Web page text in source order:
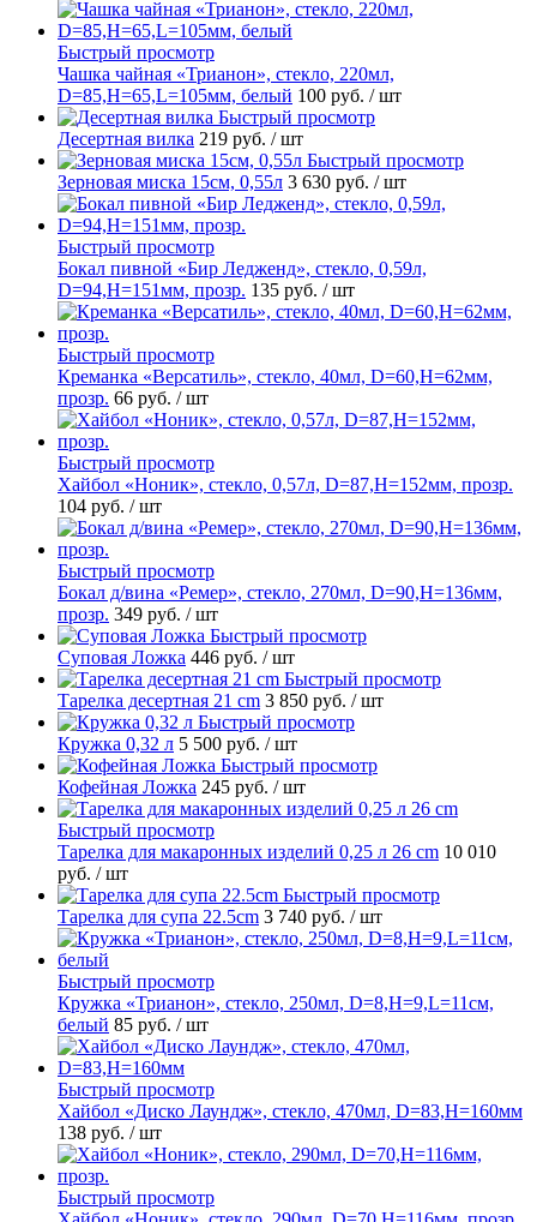
Быстрый просмотр
Чашка чайная «Трианон», стекло, 220мл,
D=85,H=65,L=105мм, белый 100 руб. / шт
Быстрый просмотр
Десертная вилка 219 руб. / шт
Быстрый просмотр
Зерновая миска 15см, 0,55л 3 630 руб. / шт
Быстрый просмотр
Бокал пивной «Бир Ледженд», стекло, 0,59л,
D=94,H=151мм, прозр. 135 руб. / шт
Быстрый просмотр
Креманка «Версатиль», стекло, 40мл, D=60,H=62мм,
прозр. 66 руб. / шт
Быстрый просмотр
Хайбол «Ноник», стекло, 0,57л, D=87,H=152мм, прозр.
104 руб. / шт
Быстрый просмотр
Бокал д/вина «Ремер», стекло, 270мл, D=90,H=136мм,
прозр. 349 руб. / шт
Быстрый просмотр
Суповая Ложка 446 руб. / шт
Быстрый просмотр
Тарелка десертная 21 cm 3 850 руб. / шт
Быстрый просмотр
Кружка 0,32 л 5 500 руб. / шт
Быстрый просмотр
Кофейная Ложка 245 руб. / шт
Быстрый просмотр
Тарелка для макаронных изделий 0,25 л 26 cm 10 010
руб. / шт
Быстрый просмотр
Тарелка для супа 22.5cm 3 740 руб. / шт
Быстрый просмотр
Кружка «Трианон», стекло, 250мл, D=8,H=9,L=11см,
белый 85 руб. / шт
Быстрый просмотр
Хайбол «Диско Лаундж», стекло, 470мл, D=83,H=160мм
138 руб. / шт
Быстрый просмотр